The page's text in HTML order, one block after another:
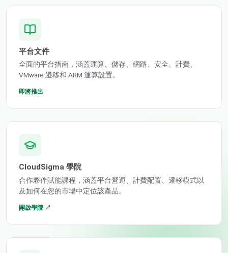
平台文件
全面的平台指南，涵蓋運算、儲存、網路、安全、計費、
VMware 遷移和 ARM 運算設置。
即將推出
CloudSigma 學院
合作夥伴賦能課程，涵蓋平台營運、計費配置、遷移模式以
及如何在您的市場中定位該產品。
開啟學院 ↗